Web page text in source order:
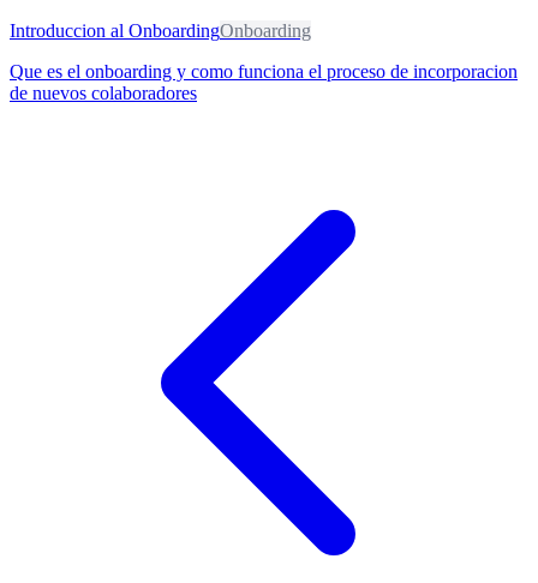
Introduccion al OnboardingOnboarding
Que es el onboarding y como funciona el proceso de incorporacion
de nuevos colaboradores